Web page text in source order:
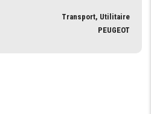
Transport, Utilitaire
PEUGEOT